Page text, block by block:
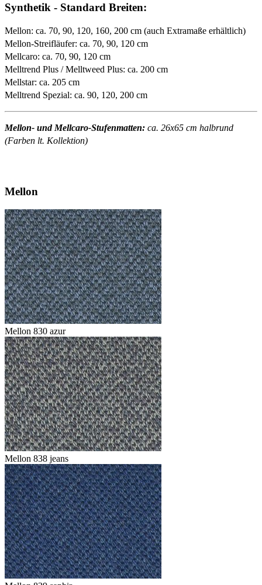
Synthetik - Standard Breiten:
Mellon: ca. 70, 90, 120, 160, 200 cm (auch Extramaße erhältlich)
Mellon-Streifläufer: ca. 70, 90, 120 cm
Mellcaro: ca. 70, 90, 120 cm
Melltrend Plus / Melltweed Plus: ca. 200 cm
Mellstar: ca. 205 cm
Melltrend Spezial: ca. 90, 120, 200 cm
Mellon- und Mellcaro-Stufenmatten: ca. 26x65 cm halbrund
(Farben lt. Kollektion)
Mellon
Mellon 830 azur
Mellon 838 jeans